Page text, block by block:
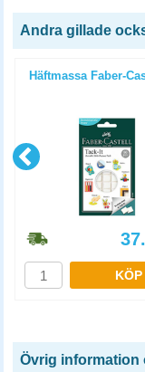
Andra gillade
Häftmassa Faber-
KÖP
Övrig information